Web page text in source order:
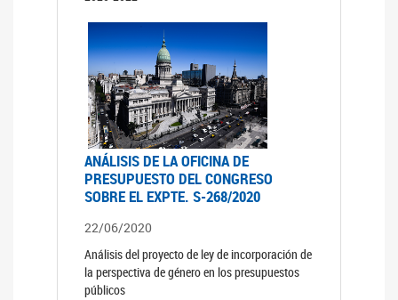
ANÁLISIS DE LA OFICINA DE
PRESUPUESTO DEL CONGRESO
SOBRE EL EXPTE. S-268/2020
22/06/2020
Análisis del proyecto de ley de incorporación de
la perspectiva de género en los presupuestos
públicos